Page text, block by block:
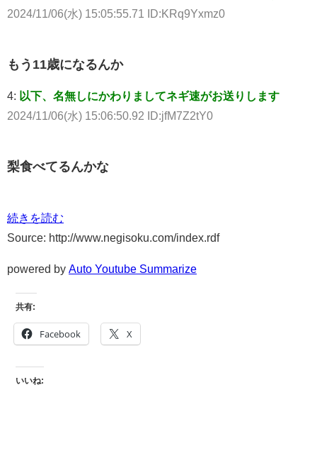
2024/11/06(水) 15:05:55.71 ID:KRq9Yxmz0
もう11歳になるんか
4: 以下、名無しにかわりましてネギ速がお送りします
2024/11/06(水) 15:06:50.92 ID:jfM7Z2tY0
梨食べてるんかな
続きを読む
Source: http://www.negisoku.com/index.rdf
powered by Auto Youtube Summarize
共有:
Facebook X
いいね: